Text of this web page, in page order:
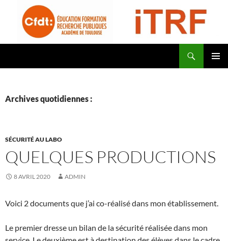
contenu
CFDT Education Formation Recherche Publiques Académie de Toulouse – ITRF
Archives quotidiennes :
SÉCURITÉ AU LABO
QUELQUES PRODUCTIONS
8 AVRIL 2020 ADMIN
Voici 2 documents que j’ai co-réalisé dans mon établissement.
Le premier dresse un bilan de la sécurité réalisée dans mon